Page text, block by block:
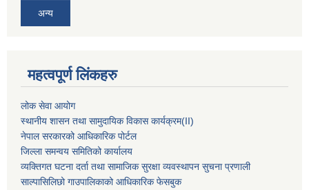
अन्य
महत्वपूर्ण लिंकहरु
लोक सेवा आयोग
स्थानीय शासन तथा सामुदायिक विकास कार्यक्रम(II)
नेपाल सरकारको आधिकारिक पोर्टल
जिल्ला समन्वय समितिको कार्यालय
व्यक्तिगत घटना दर्ता तथा सामाजिक सुरक्षा व्यवस्थापन सुचना प्रणाली
साल्पासिलिछो गाउपालिकाको आधिकारिक फेसबुक